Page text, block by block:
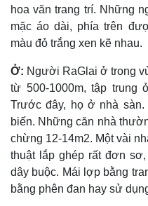
hoa văn trang trí. Những
mặc áo dài, phía trên
màu đỏ trắng xen kẽ nhau.
Ở: Người RaGlai ở trong
từ 500-1000m, tập trung
Trước đây, họ ở nhà
biến. Những căn nhà
chừng 12-14m2. Một vài
thuật lắp ghép rất đơn
dây buộc. Mái lợp bằng
bằng phên đan hay sử